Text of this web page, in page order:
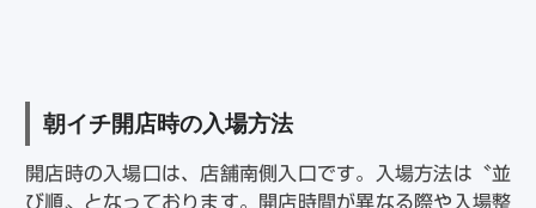
朝イチ開店時の入場方法
開店時の入場口は、店舗南側入口です。入場方法は〝並
び順〟となっております。開店時間が異なる際や入場整